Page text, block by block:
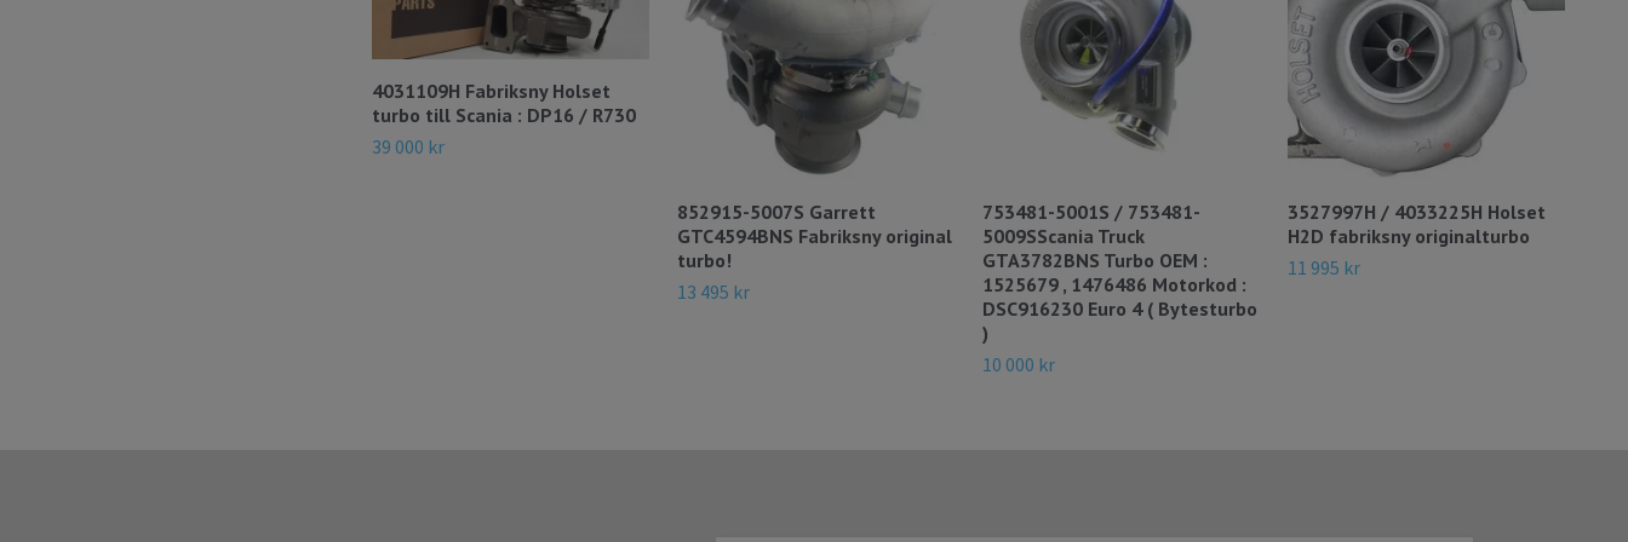
4031109H Fabriksny Holset
turbo till Scania : DP16 / R730
39 000 kr
852915-5007S Garrett
GTC4594BNS Fabriksny original
turbo!
13 495 kr
753481-5001S / 753481-
5009SScania Truck
GTA3782BNS Turbo OEM :
1525679 , 1476486 Motorkod :
DSC916230 Euro 4 ( Bytesturbo
)
10 000 kr
3527997H / 4033225H Holset
H2D fabriksny originalturbo
11 995 kr